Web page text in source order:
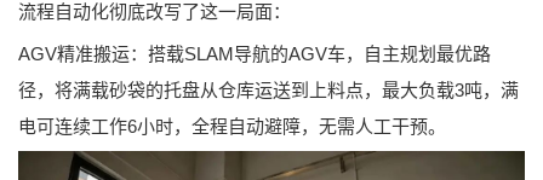
流程自动化彻底改写了这一局面：
AGV精准搬运：搭载SLAM导航的AGV车，自主规划最优路
径，将满载砂袋的托盘从仓库运送到上料点，最大负载3吨，满
电可连续工作6小时，全程自动避障，无需人工干预。